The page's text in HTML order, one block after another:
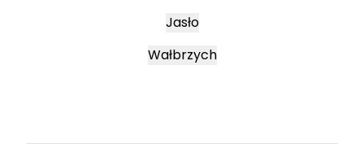
Jasło
Wałbrzych